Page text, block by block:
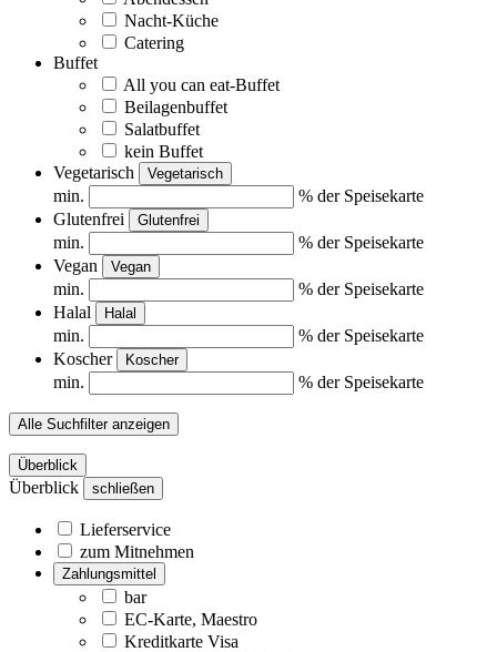
Nacht-Küche
Catering
Buffet
All you can eat-Buffet
Beilagenbuffet
Salatbuffet
kein Buffet
Vegetarisch
Vegetarisch
min.
% der Speisekarte
Glutenfrei
Glutenfrei
min.
% der Speisekarte
Vegan
Vegan
min.
% der Speisekarte
Halal
Halal
min.
% der Speisekarte
Koscher
Koscher
min. % der Speisekarte
Alle Suchfilter anzeigen
Überblick
Überblick schließen
Lieferservice
zum Mitnehmen
Zahlungsmittel
bar
EC-Karte, Maestro
Kreditkarte Visa